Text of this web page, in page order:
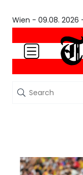
Wien - 09.08. 2026